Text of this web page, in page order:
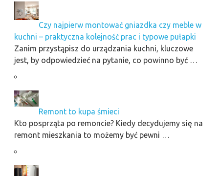
Czy najpierw montować gniazdka czy meble w
kuchni – praktyczna kolejność prac i typowe pułapki
Zanim przystąpisz do urządzania kuchni, kluczowe
jest, by odpowiedzieć na pytanie, co powinno być …
Remont to kupa śmieci
Kto posprząta po remoncie? Kiedy decydujemy się na
remont mieszkania to możemy być pewni …